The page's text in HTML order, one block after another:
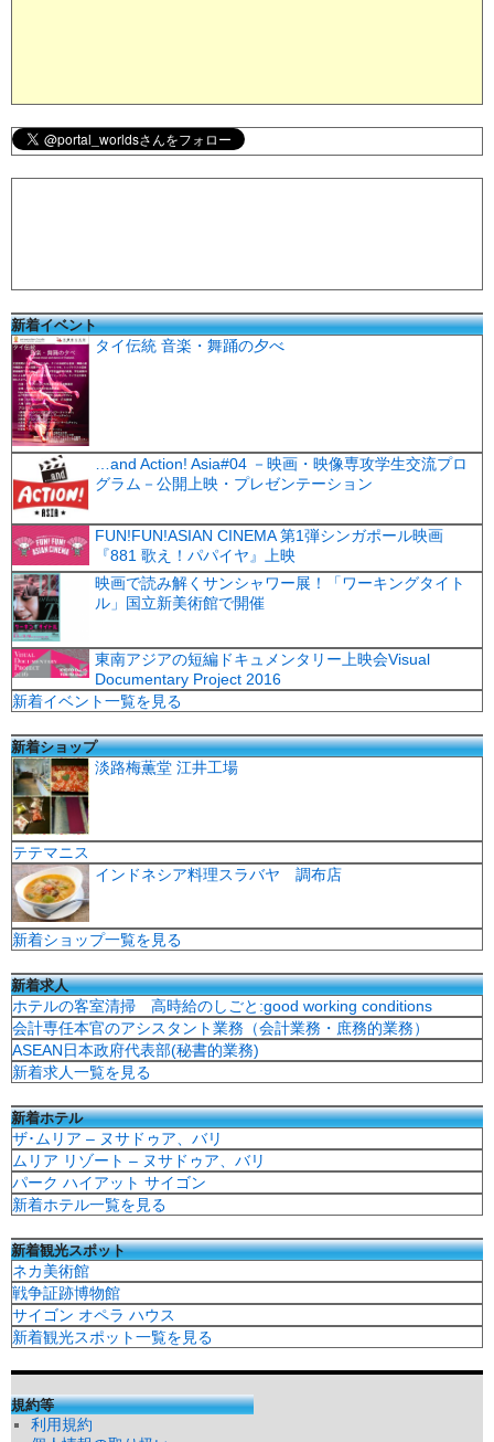
新着イベント
タイ伝統 音楽・舞踊の夕べ
…and Action! Asia#04 －映画・映像専攻学生交流プロ
グラム－公開上映・プレゼンテーション
FUN!FUN!ASIAN CINEMA 第1弾シンガポール映画
『881 歌え！パパイヤ』上映
映画で読み解くサンシャワー展！「ワーキングタイト
ル」国立新美術館で開催
東南アジアの短編ドキュメンタリー上映会Visual
Documentary Project 2016
新着イベント一覧を見る
新着ショップ
淡路梅薫堂 江井工場
テテマニス
インドネシア料理スラバヤ 調布店
新着ショップ一覧を見る
新着求人
ホテルの客室清掃 高時給のしごと:good working conditions
会計専任本官のアシスタント業務（会計業務・庶務的業務）
ASEAN日本政府代表部(秘書的業務)
新着求人一覧を見る
新着ホテル
ザ･ムリア – ヌサドゥア、バリ
ムリア リゾート – ヌサドゥア、バリ
パーク ハイアット サイゴン
新着ホテル一覧を見る
新着観光スポット
ネカ美術館
戦争証跡博物館
サイゴン オペラ ハウス
新着観光スポット一覧を見る
規約等
利用規約